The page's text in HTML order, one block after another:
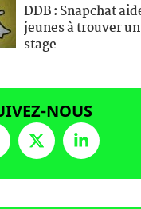
DDB : Snapchat
jeunes à trouver un
stage
NOUS